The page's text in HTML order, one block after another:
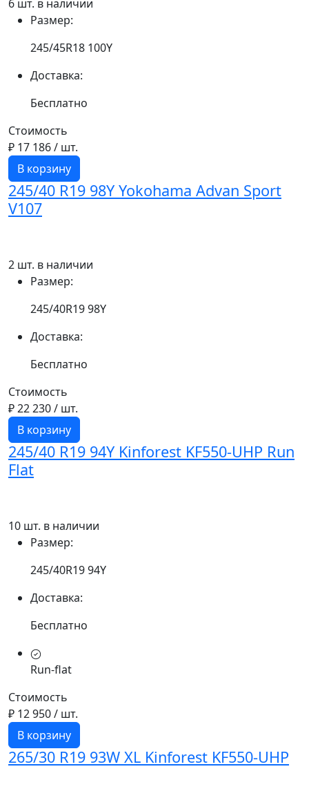
6 шт. в наличии
Размер:
245/45R18 100Y
Доставка:
Бесплатно
Стоимость
₽ 17 186/ шт.
В корзину
245/40 R19 98Y Yokohama Advan Sport
V107
2 шт. в наличии
Размер:
245/40R19 98Y
Доставка:
Бесплатно
Стоимость
₽ 22 230/ шт.
В корзину
245/40 R19 94Y Kinforest KF550-UHP Run
Flat
10 шт. в наличии
Размер:
245/40R19 94Y
Доставка:
Бесплатно
Run-flat
Стоимость
₽ 12 950/ шт.
В корзину
265/30 R19 93W XL Kinforest KF550-UHP